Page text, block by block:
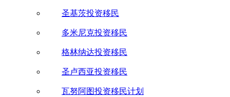
圣基茨投资移民
多米尼克投资移民
格林纳达投资移民
圣卢西亚投资移民
瓦努阿图投资移民计划